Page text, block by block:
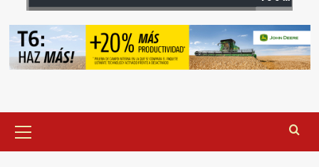
principal